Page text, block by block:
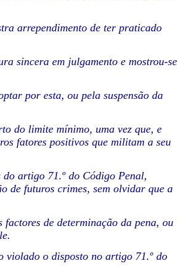
arrependimento de ter praticado
sincera em julgamento e mostrou-se
por esta, ou pela suspensão da
do limite mínimo, uma vez que, e
fatores positivos que militam a seu
artigo 71.º do Código Penal,
de futuros crimes, sem olvidar que a
de determinação da pena, ou
violado o disposto no artigo 71.º do